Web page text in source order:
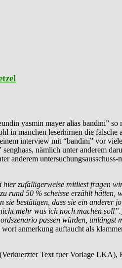
yasmin mayer alias bandini” so
in manchen leserhirnen die
interview mit “bandini” vor
nämlich unter anderem
anderem
zufälligerweise mitliest fragen
50 % scheisse erzählt
bestätigen, dass sie ein
mehr was ich noch machen
passen würden,
anmerkung auftaucht als
Text fuer Vorlage